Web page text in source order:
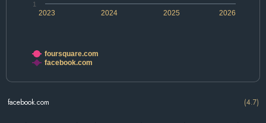
2024 2026
2023 2025
1
foursquare.com
facebook.com
facebook.com (4.7)